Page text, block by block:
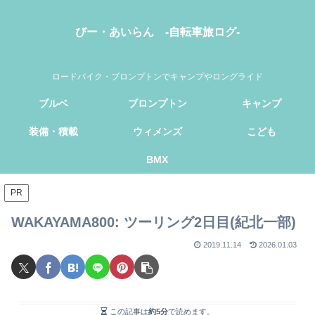
びー・あいらん -自転車旅ログ-
ロードバイク・ブロンプトンでキャンプやロングライド
ブルベ ブロンプトン キャンプ
装備・積載 ウィメンズ こども
BMX
PR
WAKAYAMA800: ツーリング2日目(紀北一部)
2019.11.14 2026.01.03
この記事は約5分で読めます。